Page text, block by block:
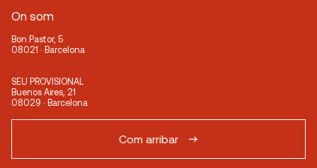
On som
Bon Pastor, 5
08021 · Barcelona
SEU PROVISIONAL
Buenos Aires, 21
08029 · Barcelona
Com arribar